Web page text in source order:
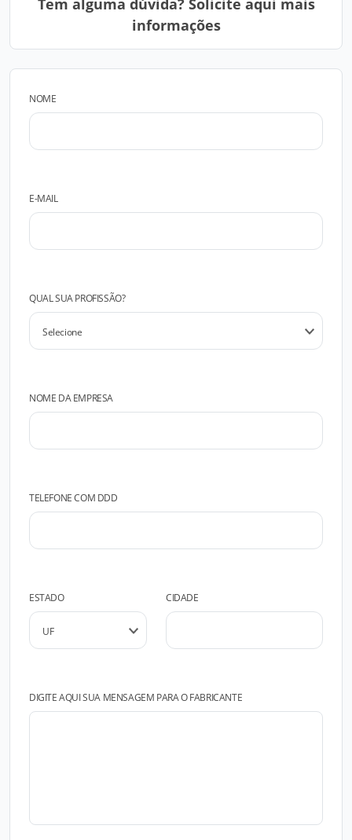
Tem alguma dúvida? Solicite aqui mais
informações
NOME
E-MAIL
QUAL SUA PROFISSÃO?
NOME DA EMPRESA
TELEFONE COM DDD
ESTADO CIDADE
DIGITE AQUI SUA MENSAGEM PARA O FABRICANTE